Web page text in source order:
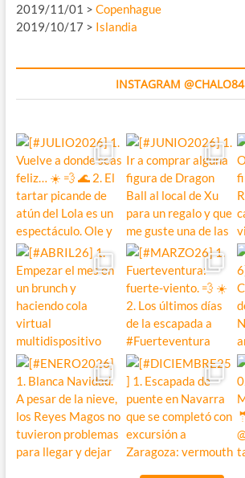
2019/11/01 > Copenhague
2019/10/17 > Islandia
INSTAGRAM @CHALO84